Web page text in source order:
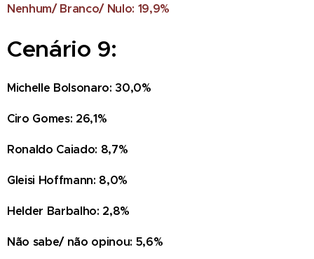
Nenhum/ Branco/ Nulo: 19,9%
Cenário 9:
Michelle Bolsonaro: 30,0%
Ciro Gomes: 26,1%
Ronaldo Caiado: 8,7%
Gleisi Hoffmann: 8,0%
Helder Barbalho: 2,8%
Não sabe/ não opinou: 5,6%